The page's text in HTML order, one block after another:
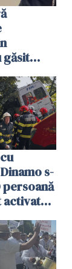
găsit
și o
bani
s-
persoană
activat